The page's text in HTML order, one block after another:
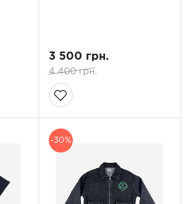
3 500 грн.
4 400 грн.
-30%